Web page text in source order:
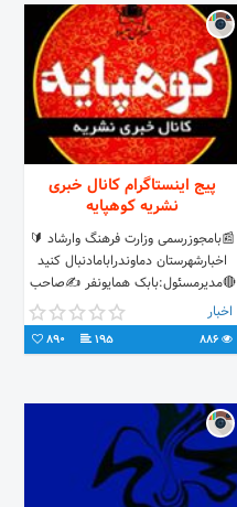
پیج اینستاگرام کانال خبری
نشریه کوهپایه
📰بامجوزرسمی وزارت فرهنگ وارشاد 🔰
اخبارشهرستان دماوندرابامادنبال کنید
🔴مدیرمسئول:بابک همایونفر ✍صاحب
امتیاز:شهرداری آبسرد روابط عمومی
شهرداری
اخبار
195
890